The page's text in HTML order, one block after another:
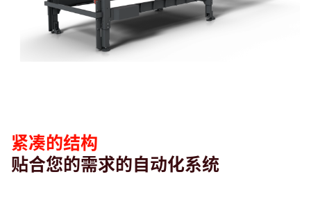
紧凑的结构
贴合您的需求的自动化系统